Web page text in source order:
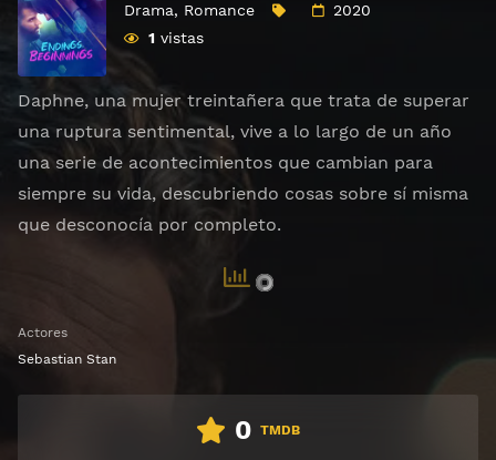
Drama, Romance
2020
1 vistas
Daphne, una mujer treintañera que trata de superar
una ruptura sentimental, vive a lo largo de un año
una serie de acontecimientos que cambian para
siempre su vida, descubriendo cosas sobre sí misma
que desconocía por completo.
Actores
Sebastian Stan
0 TMDB